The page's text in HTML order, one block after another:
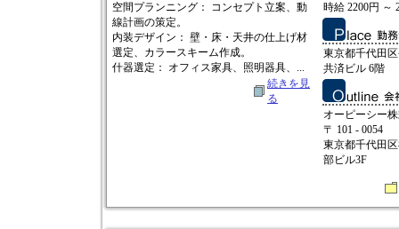
空間プランニング： コンセプト立案、動
線計画の策定。
内装デザイン： 壁・床・天井の仕上げ材
選定、カラースキーム作成。
什器選定： オフィス家具、照明器具、...
続きを見
る
時給 2200円 ～
東京都千代田
共済ビル 6階
オーピーシー
〒 101 - 0054
東京都千代田
部ビル3F